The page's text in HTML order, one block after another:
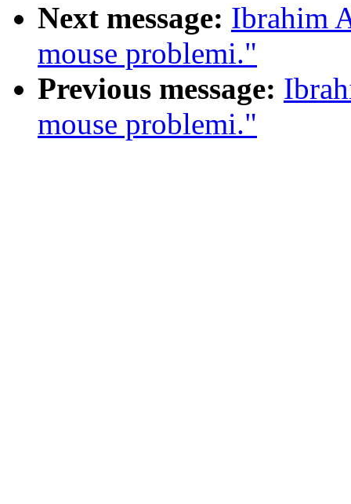
Next message: Ibrahim
mouse problemi."
Previous message:
mouse problemi."